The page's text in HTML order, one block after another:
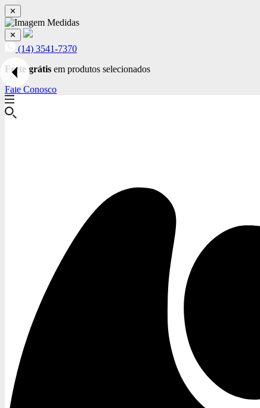
✕
✕
(14) 3541-7370
Frete grátis em produtos selecionados
Fale Conosco